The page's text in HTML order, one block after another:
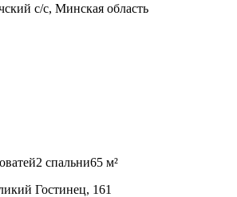
с/с, Минская область
2 спальни65 м²
Гостинец, 161